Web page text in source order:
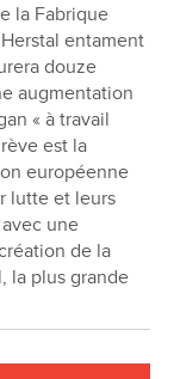
la Fabrique
entament
douze
augmentation
« à travail
est la
européenne
lutte et leurs
une
de la
la plus grande